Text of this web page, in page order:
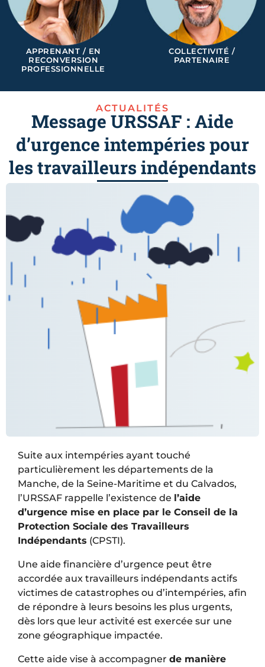
APPRENANT / EN
RECONVERSION
PROFESSIONNELLE
COLLECTIVITÉ /
PARTENAIRE
ACTUALITÉS
Message URSSAF : Aide
d’urgence intempéries pour
les travailleurs indépendants
Suite aux intempéries ayant touché
particulièrement les départements de la
Manche, de la Seine-Maritime et du Calvados,
l’URSSAF rappelle l’existence de l’aide
d’urgence mise en place par le Conseil de la
Protection Sociale des Travailleurs
Indépendants (CPSTI).
Une aide financière d’urgence peut être
accordée aux travailleurs indépendants actifs
victimes de catastrophes ou d’intempéries, afin
de répondre à leurs besoins les plus urgents,
dès lors que leur activité est exercée sur une
zone géographique impactée.
Cette aide vise à accompagner de manière